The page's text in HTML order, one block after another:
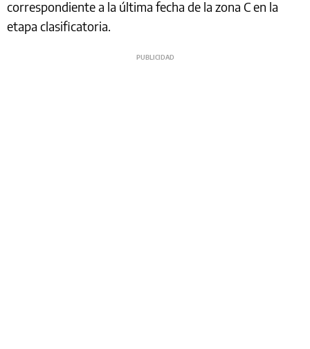
correspondiente a la última fecha de la zona C en la
etapa clasificatoria.